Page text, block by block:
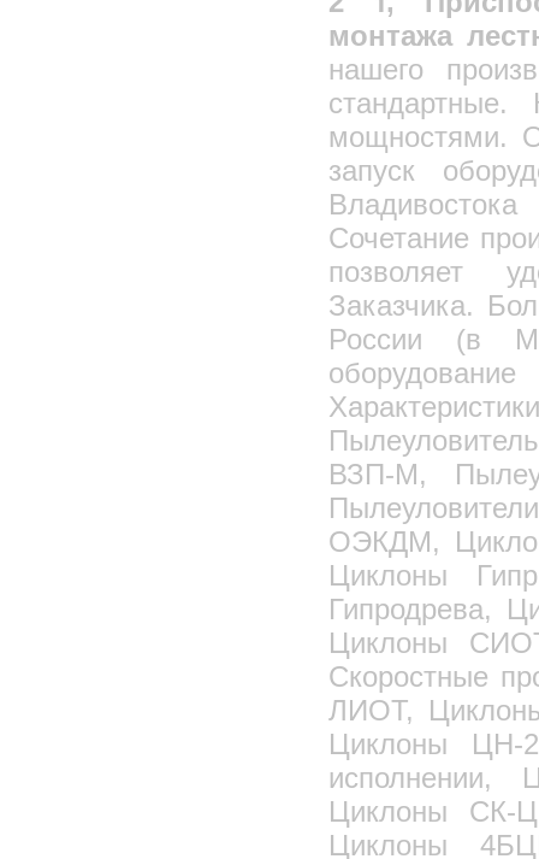
монтажа
нашего
стандартные.
мощностями.
запуск
Сочетание
позволяет
Заказчика.
России (в
ВЗП-М,
ОЭКДМ,
Циклоны
Гипродрева,
Циклоны
Скоростные
ЛИОТ,
Циклоны ЦН-
Циклоны СК-
Циклоны